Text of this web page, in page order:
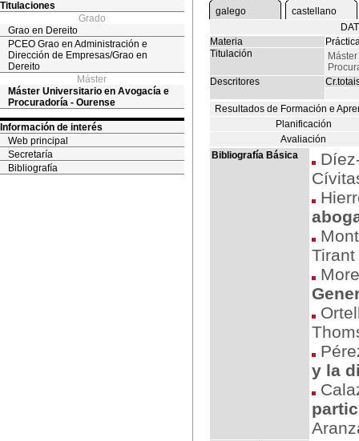
Titulaciones
Grado
Grao en Dereito
PCEO Grao en Administración e
Dirección de Empresas/Grao en
Dereito
Máster
Máster Universitario en Avogacía e
Procuradoría - Ourense
Información de interés
Web principal
Secretaría
Bibliografía
galego
castellano
Materia
Titulación
Descritores
Resultados de Formación e
Planificación
Avaliación
Bibliografía Básica
y la